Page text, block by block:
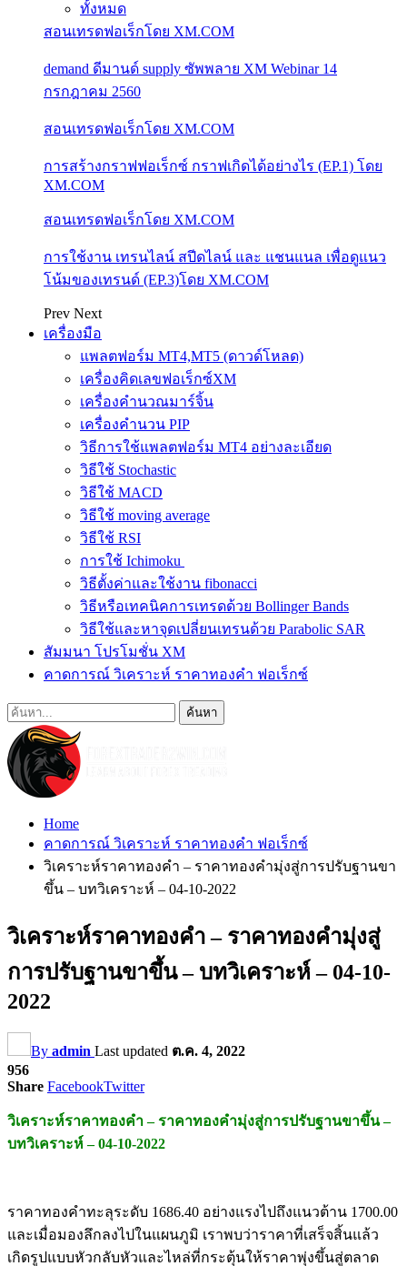
ทั้งหมด
สอนเทรดฟอเร็กโดย XM.COM
demand ดีมานด์ supply ซัพพลาย XM Webinar 14
กรกฎาคม 2560
สอนเทรดฟอเร็กโดย XM.COM
การสร้างกราฟฟอเร็กซ์ กราฟเกิดได้อย่างไร (EP.1) โดย
XM.COM
สอนเทรดฟอเร็กโดย XM.COM
การใช้งาน เทรนไลน์ สปีดไลน์ และ แชนแนล เพื่อดูแนว
โน้มของเทรนด์ (EP.3)โดย XM.COM
Prev Next
เครื่องมือ
แพลตฟอร์ม MT4,MT5 (ดาวด์โหลด)
เครื่องคิดเลขฟอเร็กซ์XM
เครื่องคำนวณมาร์จิ้น
เครื่องคำนวน PIP
วิธีการใช้แพลตฟอร์ม MT4 อย่างละเอียด
วิธีใช้ Stochastic
วิธีใช้ MACD
วิธีใช้ moving average
วิธีใช้ RSI
การใช้ Ichimoku
วิธีตั้งค่าและใช้งาน fibonacci
วิธีหรือเทคนิคการเทรดด้วย Bollinger Bands
วิธีใช้และหาจุดเปลี่ยนเทรนด้วย Parabolic SAR
สัมมนา โปรโมชั่น XM
คาดการณ์ วิเคราะห์ ราคาทองคำ ฟอเร็กซ์
Home
คาดการณ์ วิเคราะห์ ราคาทองคำ ฟอเร็กซ์
วิเคราะห์ราคาทองคำ – ราคาทองคำมุ่งสู่การปรับฐานขา
ขึ้น – บทวิเคราะห์ – 04-10-2022
วิเคราะห์ราคาทองคำ – ราคาทองคำมุ่งสู่
การปรับฐานขาขึ้น – บทวิเคราะห์ – 04-10-
2022
By admin Last updated ต.ค. 4, 2022
956
Share FacebookTwitter
วิเคราะห์ราคาทองคำ – ราคาทองคำมุ่งสู่การปรับฐานขาขึ้น –
บทวิเคราะห์ – 04-10-2022
ราคาทองคำทะลุระดับ 1686.40 อย่างแรงไปถึงแนวต้าน 1700.00
และเมื่อมองลึกลงไปในแผนภูมิ เราพบว่าราคาที่เสร็จสิ้นแล้ว
เกิดรูปแบบหัวกลับหัวและไหล่ที่กระตุ้นให้ราคาพุ่งขึ้นสู่ตลาด